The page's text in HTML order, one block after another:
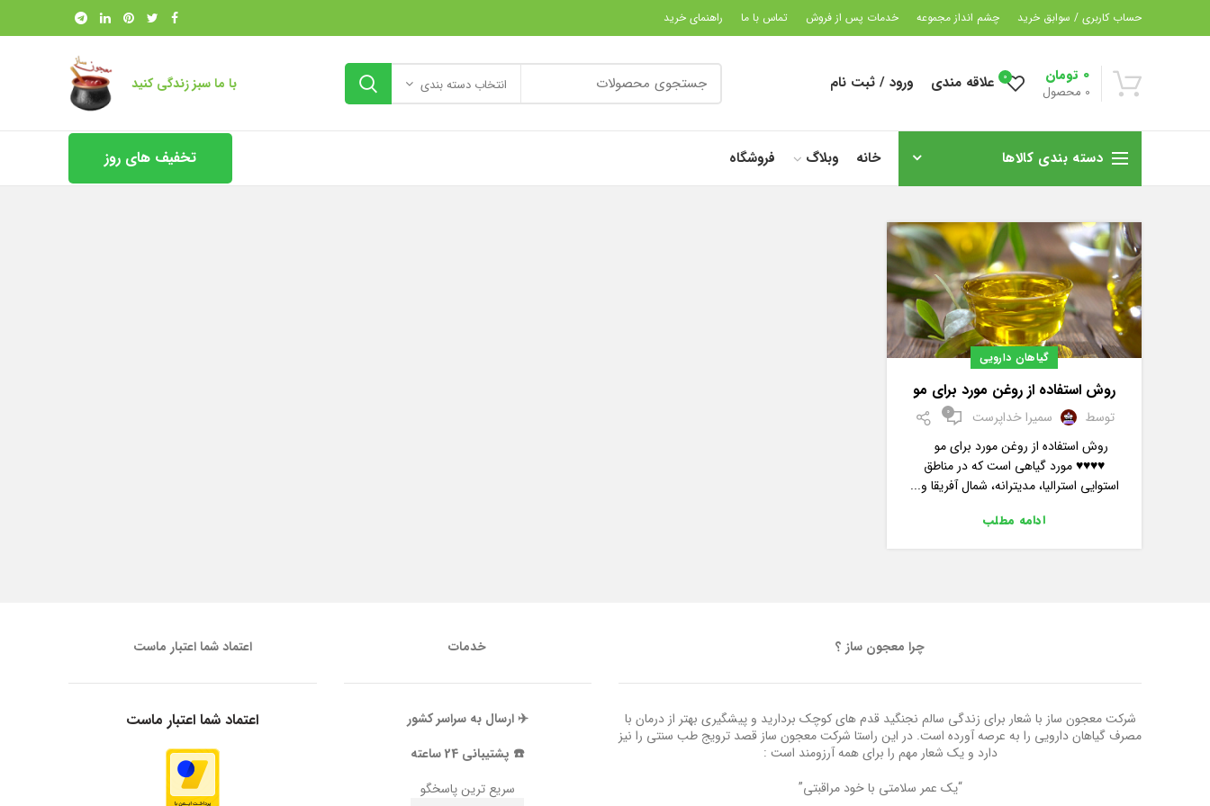
حساب کاربری / سوابق خرید چشم انداز مجموعه خدمات پس از فروش تماس با ما راهنمای خرید
0 محصول
0 تومان 0 علاقه مندی ورود / ثبت نام انتخاب دسته بندی با ما سبز زندگی کنید
دسته بندی کالاها خانه وبلاگ فروشگاه تخفیف های روز
گیاهان دارویی
روش استفاده از روغن مورد برای مو
توسط سمیرا خداپرست 0
روش استفاده از روغن مورد برای مو
♥️♥️♥️♥️ مورد گیاهی است که در مناطق
استوایی استرالیا، مدیترانه، شمال آفریقا و...
ادامه مطلب
چرا معجون ساز ؟
شرکت معجون ساز با شعار برای زندگی سالم نجنگید قدم های کوچک بردارید و پیشگیری بهتر از درمان با
مصرف گیاهان دارویی را به عرصه آورده است. در این راستا شرکت معجون ساز قصد ترویج طب سنتی را نیز
دارد و یک شعار مهم را برای همه آرزومند است :
“یک عمر سلامتی با خود مراقبتی”
خدمات
✈️ ارسال به سراسر کشور
☎️ پشتیبانی 24 ساعته
سریع ترین پاسخگو
اعتماد شما اعتبار ماست
اعتماد شما اعتبار ماست